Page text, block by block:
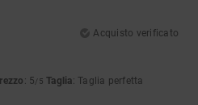
Acquisto verificato
: 5/5 Taglia: Taglia perfetta